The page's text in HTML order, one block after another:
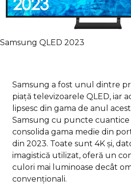
Samsung QLED 2023
Samsung a fost unul dintre
piață televizoarele QLED, iar
lipsesc din gama de anul
Samsung cu puncte cuantice
consolida gama medie din
din 2023. Toate sunt 4K și,
imagistică utilizat, oferă un
culori mai luminoase decât
convenționali.